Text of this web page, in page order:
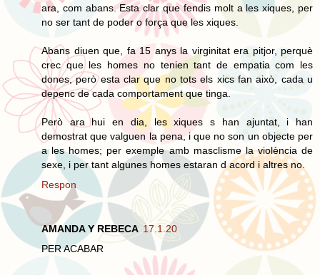
ara, com abans. Esta clar que fendis molt a les xiques, per
no ser tant de poder o força que les xiques.
Abans diuen que, fa 15 anys la virginitat era pitjor, perquè
crec que les homes no tenien tant de empatia com les
dones, però esta clar que no tots els xics fan això, cada u
depenc de cada comportament que tinga.
Però ara hui en dia, les xiques s han ajuntat, i han
demostrat que valguen la pena, i que no son un objecte per
a les homes; per exemple amb masclisme la violència de
sexe, i per tant algunes homes estaran d acord i altres no.
Respon
AMANDA Y REBECA 17.1.20
PER ACABAR